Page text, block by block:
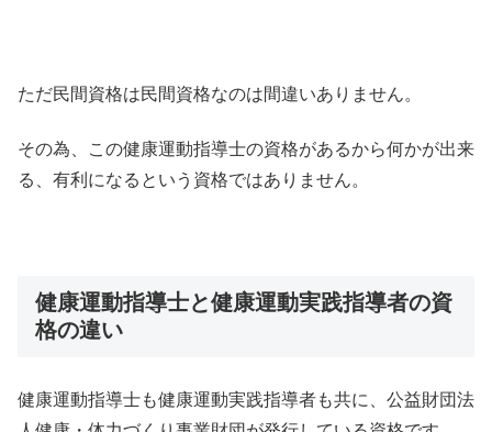
ただ民間資格は民間資格なのは間違いありません。
その為、この健康運動指導士の資格があるから何かが出来
る、有利になるという資格ではありません。
健康運動指導士と健康運動実践指導者の資
格の違い
健康運動指導士も健康運動実践指導者も共に、公益財団法